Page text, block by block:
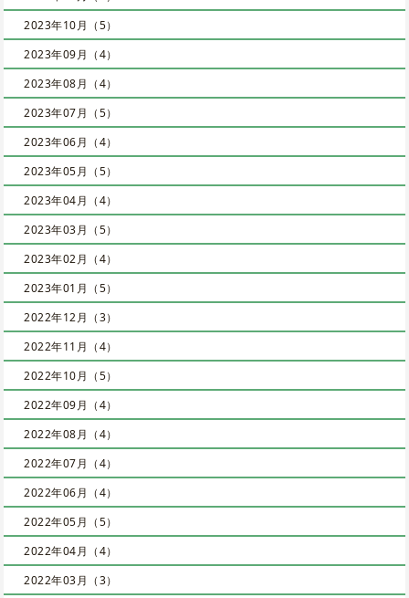
2023年10月（5）
2023年09月（4）
2023年08月（4）
2023年07月（5）
2023年06月（4）
2023年05月（5）
2023年04月（4）
2023年03月（5）
2023年02月（4）
2023年01月（5）
2022年12月（3）
2022年11月（4）
2022年10月（5）
2022年09月（4）
2022年08月（4）
2022年07月（4）
2022年06月（4）
2022年05月（5）
2022年04月（4）
2022年03月（3）